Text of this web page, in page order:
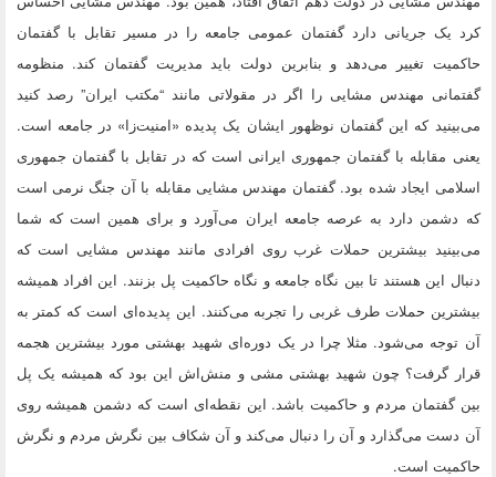
کرد یک جریانی دارد گفتمان عمومی جامعه را در مسیر تقابل با گفتمان
حاکمیت تغییر می‌دهد و بنابرین دولت باید مدیریت گفتمان کند. منظومه
گفتمانی مهندس مشایی را اگر در مقولاتی مانند “مکتب ایران” رصد کنید
می‌بینید که این گفتمان نوظهور ایشان یک پدیده «امنیت‌زا» در جامعه است.
یعنی مقابله با گفتمان جمهوری ایرانی است که در تقابل با گفتمان جمهوری
اسلامی ایجاد شده بود. گفتمان مهندس مشایی مقابله با آن جنگ نرمی است
که دشمن دارد به عرصه جامعه ایران می‌آورد و برای همین است که شما
می‌بینید بیشترین حملات غرب روی افرادی مانند مهندس مشایی است که
دنبال این هستند تا بین نگاه جامعه و نگاه حاکمیت پل بزنند. این‌ افراد همیشه
بیشترین حملات طرف غربی را تجربه می‌کنند. این پدیده‌ای است که کمتر به
آن توجه می‌شود. مثلا چرا در یک دوره‌ای شهید بهشتی مورد بیشترین هجمه
قرار گرفت؟ چون شهید بهشتی مشی و منش‌اش این بود که همیشه یک پل
بین گفتمان مردم و حاکمیت باشد. این نقطه‌ای است که دشمن همیشه روی
آن دست می‌گذارد و آن را دنبال می‌کند و آن شکاف بین نگرش مردم و نگرش
حاکمیت است.